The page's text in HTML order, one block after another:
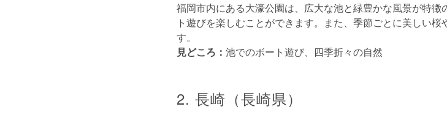
福岡市内にある大濠公園は、広大な池と緑豊かな風景が特
ト遊びを楽しむことができます。また、季節ごとに美しい
す。
見どころ： 池でのボート遊び、四季折々の自然
2. 長崎（長崎県）